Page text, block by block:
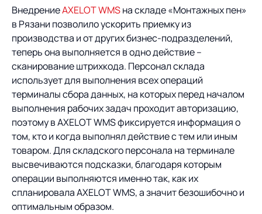
ВнедрениеAXELOT WMSна складе «Монтажных пен»
в Рязани позволило ускорить приемку из
производства и от других бизнес-подразделений,
теперь она выполняется в одно действие –
сканирование штрихкода. Персонал склада
использует для выполнения всех операций
терминалы сбора данных, на которых перед началом
выполнения рабочих задач проходит авторизацию,
поэтому в AXELOT WMS фиксируется информация о
том, кто и когда выполнял действие с тем или иным
товаром. Для складского персонала на терминале
высвечиваются подсказки, благодаря которым
операции выполняются именно так, как их
спланировала AXELOT WMS, а значит безошибочно и
оптимальным образом.